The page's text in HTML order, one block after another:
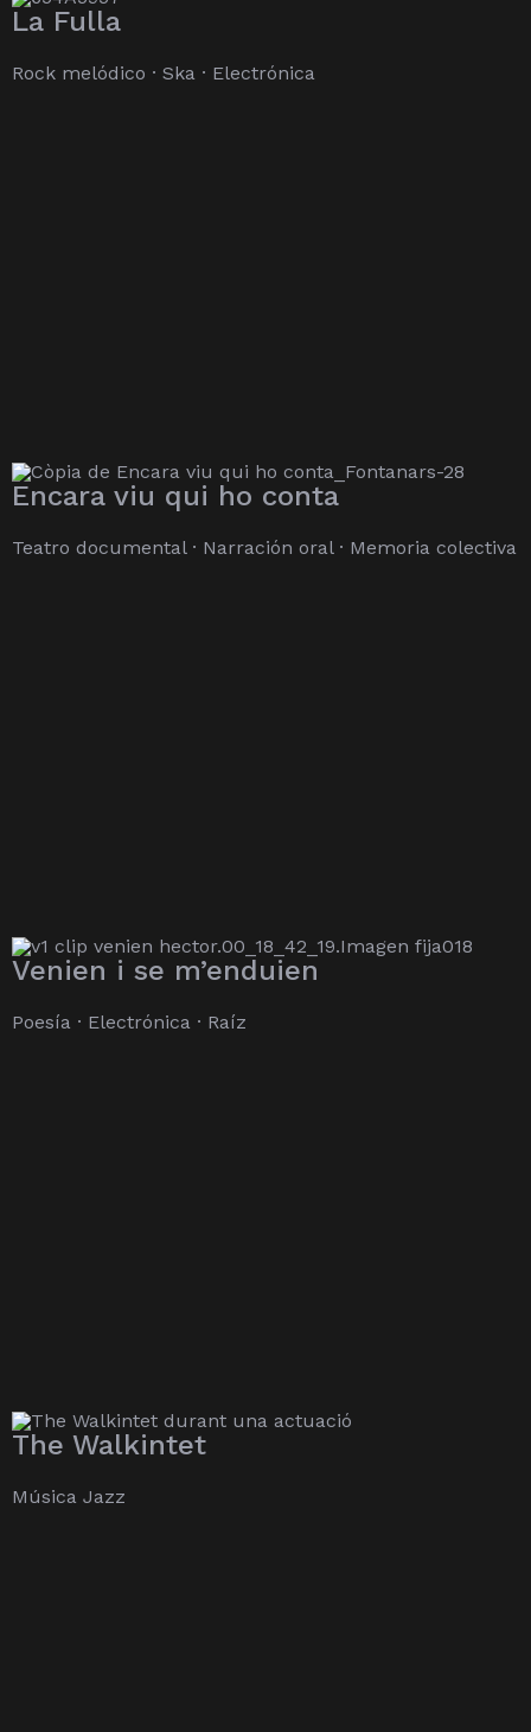
La Fulla
Rock melódico · Ska · Electrónica
Encara viu qui ho conta
Teatro documental · Narración oral · Memoria colectiva
Venien i se m’enduien
Poesía · Electrónica · Raíz
The Walkintet
Música Jazz